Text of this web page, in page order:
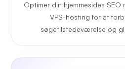
Optimer din hjemmesides SEO
VPS-hosting for at
søgetilstedeværelse og